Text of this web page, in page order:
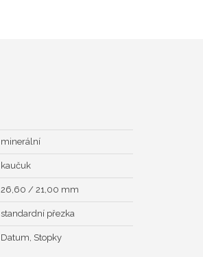
minerální
kaučuk
26,60 / 21,00 mm
standardní přezka
Datum, Stopky